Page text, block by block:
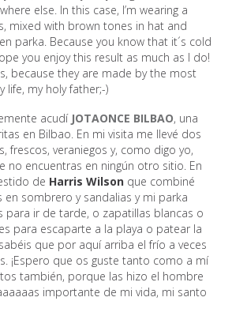
else. In this case, I’m wearing a
mixed with brown tones in hat and
parka. Because you know that it´s cold
you enjoy this result as much as I do!
because they are made by the most
my holy father;-)
acudí JOTAONCE BILBAO, una
en Bilbao. En mi visita me llevé dos
frescos, veraniegos y, como digo yo,
no encuentras en ningún otro sitio. En
de Harris Wilson que combiné
sombrero y sandalias y mi parka
para ir de tarde, o zapatillas blancas o
para escaparte a la playa o patear la
que por aquí arriba el frío a veces
¡Espero que os guste tanto como a mí
también, porque las hizo el hombre
importante de mi vida, mi santo